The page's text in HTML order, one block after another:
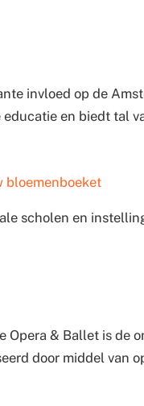
invloed op de
en biedt tal
bloemenboeket
scholen en
Opera & Ballet is de
door middel van